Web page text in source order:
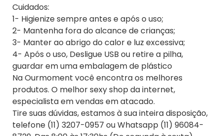
Cuidados:
1- Higienize sempre antes e após o uso;
2- Mantenha fora do alcance de crianças;
3- Manter ao abrigo do calor e luz excessiva;
4- Após o uso, Desligue USB ou retire a pilha,
guardar em uma embalagem de plástico
Na Ourmoment você encontra os melhores
produtos. O melhor sexy shop da internet,
especialista em vendas em atacado.
Tire suas dúvidas, estamos à sua inteira disposição,
telefone (11) 3207-0957 ou Whatsapp (11) 96084-